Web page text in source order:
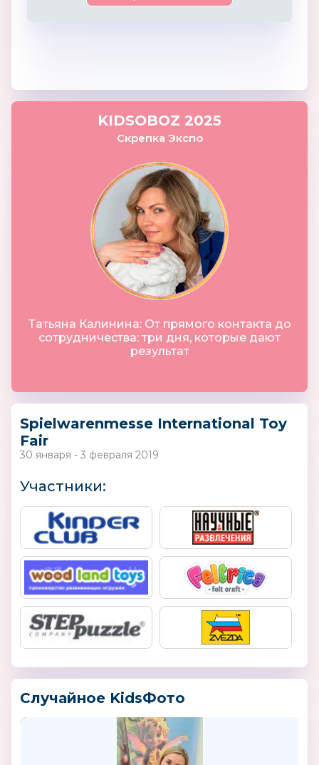
KIDSOBOZ 2025
Скрепка Экспо
Татьяна Калинина: От прямого контакта до
сотрудничества: три дня, которые дают
результат
Spielwarenmesse International Toy
Fair
30 января - 3 февраля 2019
Участники:
Случайное KidsФото